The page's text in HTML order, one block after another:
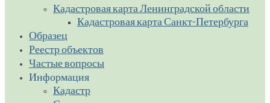
Кадастровая карта Ленинградской области
Кадастровая карта Санкт-Петербурга
Образец
Реестр объектов
Частые вопросы
Информация
Кадастр